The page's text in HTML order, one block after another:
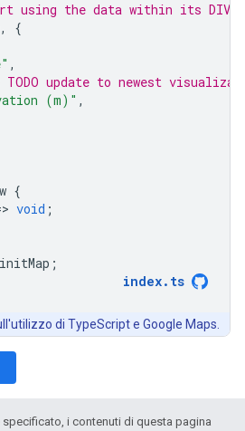
using the data within its DIV.
,
{
,
update to newest
(m)" ,
{
> void ;
initMap ;
index. ts
di TypeScript e Google Maps.
i contenuti di questa pagina